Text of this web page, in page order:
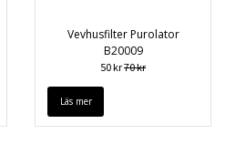
Vevhusfilter Purolator
B20009
50 kr70 kr
Läs mer